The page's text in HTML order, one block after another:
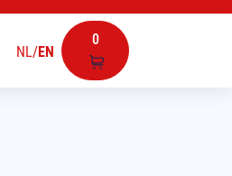
NL/EN
0